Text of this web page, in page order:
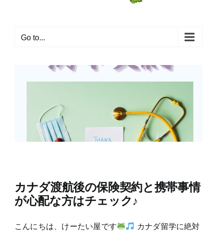
Go to...
カナダ渡航後の保険契約と携帯事情
が心配な方はチェック♪
こんにちは、けーたい屋です
カナダ留学に絶対